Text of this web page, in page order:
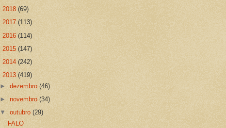
2018 (69)
2017 (113)
2016 (114)
2015 (147)
2014 (242)
2013 (419)
►dezembro(46)
►novembro(34)
▼outubro(29)
FALO